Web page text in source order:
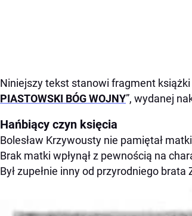
Niniejszy tekst stanowi fragment książki
PIASTOWSKI BÓG WOJNY”, wydanej
Hańbiący czyn księcia
Bolesław Krzywousty nie pamiętał
Brak matki wpłynął z pewnością na
Był zupełnie inny od przyrodniego